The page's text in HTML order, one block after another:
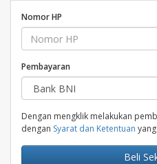
Nomor HP
Pembayaran
Dengan mengklik melakukan
dengan Syarat dan Ketentuan
Beli